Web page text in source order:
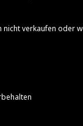
verkaufen oder